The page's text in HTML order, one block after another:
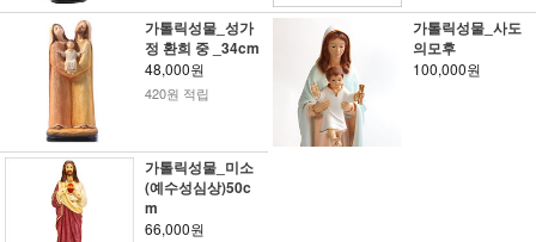
가톨릭성물_성가
정 환희 중 _34cm
48,000원
420원 적립
가톨릭성물_사도
의모후
100,000원
가톨릭성물_미소
(예수성심상)50c
m
66,000원